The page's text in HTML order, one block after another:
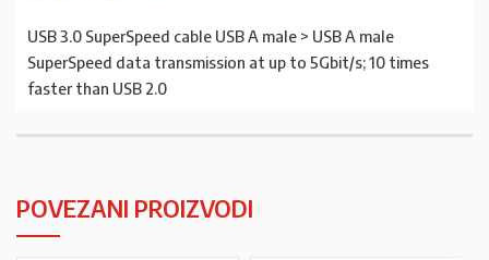
USB 3.0 SuperSpeed cable USB A male > USB A male
SuperSpeed data transmission at up to 5Gbit/s; 10 times
faster than USB 2.0
POVEZANI PROIZVODI